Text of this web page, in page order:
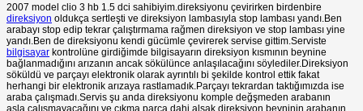
2007 model clio 3 hb 1.5 dci sahibiyim.direksiyonu çevirirken birdenbire
direksiyon oldukça sertleşti ve direksiyon lambasıyla stop lambası yandı.Ben
arabayı stop edip tekrar çalıştırmama rağmen direksiyon ve stop lambası yine
yandı.Ben de direksiyonu kendi gücümle çevirerek servise gittim.Serviste
bilgisayar kontrolüne girdiğimde bilgisayarın direksiyon kısmının beynine
bağlanmadığını arızanın ancak sökülünce anlaşılacağını söylediler.Direksiyon
söküldü ve parçayı elektronik olarak ayrıntılı bi şekilde kontrol ettik fakat
herhangi bir elektronik arızaya rastlamadık.Parçayı tekrardan taktığımızda ise
araba çalışmadı.Servis şu anda direksiyonu komple değşmeden arabanın
asla çalışmayacağını ve çıkma parça dahi alsak direksiyon beyninin arabanın